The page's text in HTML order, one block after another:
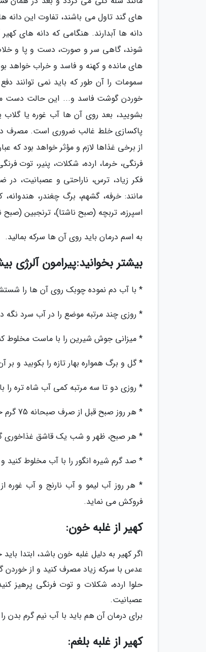
های گند تاول می باشند، تفاوت این دانه
دانه ها آبدارند. هنگامی که دانه های
شوند، گاهی سر و صورت، دست و پا و
های مانده و کهنه و فاسد و خراب خواهد
سمومات را آن طور که باید نمی توانند
خوردن گوشت فاسد و... این حالت دست می
بشویید، بعد روی آن ها آب غوره یا
پاکسازی خلط غالب ضروری است. مصرف
از برخی غذاها لازم و مؤثر خواهد بود که
فرنگی، خرما، ارده، شکلات، پنیر، توت
فکر زیاد، ترس، ناراحتی و عصبانیت، در
مانند: خرفه، گشهم، برگ چغندر،
اسپرزه، تربچه (صبح ناشتا)، ترنجبین
به اسم درمان باید روی آن ها سرکه بمالید.
بیشتر بخوانید:پیرامون آلرژی
* با آب دم نموده چوبک روی آن ها را
* روزی چند مرتبه موضع را در آب سرد نگه
* میزانی جوش شیرین را با ماست مخلوط
* گل و برگ همواره بهار تازه را بکوبید و بر
* روزی دو تا سه مرتبه کمی آب شاه تره را
* هر روز صبح قبل از صرف صبحانه 75 گرم خاکشیر شن شور شده را با یک سیر سکنجبین مخلوط کنید و بخورید.
* هر صبح، ظهر و شب یک قاشق غذاخوری گل
* صد گرم شیره انگور را با آب مخلوط کنید
فروکش می نماید.
کهیر از غلبه خون:
اگر کهیر به دلیل غلبه خون باشد، ابتدا
عدس با سرکه زیاد مصرف کنید و از خوردن
حلوا ارده، شکلات و توت فرنگی پرهیز
عصبانیت.
برای درمان آن هم باید با آب نیم گرم بدن
کهیر از غلبه بلغم: